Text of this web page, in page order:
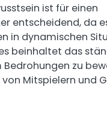
ist für einen
entscheidend, da
in dynamischen
beinhaltet das
Bedrohungen zu
Mitspielern und